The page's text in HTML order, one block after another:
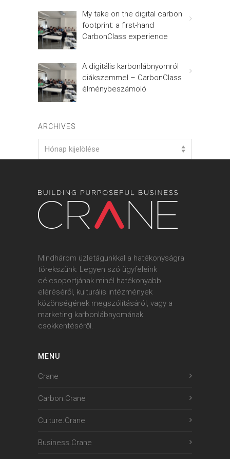
My take on the digital carbon
footprint: a first-hand
CarbonClass experience
A digitális karbonlábnyomról
diákszemmel – CarbonClass
élménybeszámoló
ARCHIVES
Hónap kijelölése
Mindhárom üzletágunkkal a hatékonyságra
törekszünk: Legyen szó ügyfeleink
célcsoportjának minél hatékonyabb
eléréséről, kulturális intézmények
közönségének megszólításáról, vagy a
marketing karbonlábnyomának
csökkentéséről.
MENU
Crane
Carbon.Crane
Culture.Crane
Business.Crane